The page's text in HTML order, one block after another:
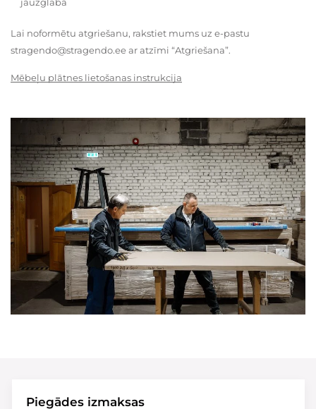
Lai noformētu atgriešanu, rakstiet mums uz e-pastu
stragendo@stragendo.ee ar atzīmi “Atgriešana”.
Mēbeļu plātnes lietošanas instrukcija
Piegādes izmaksas